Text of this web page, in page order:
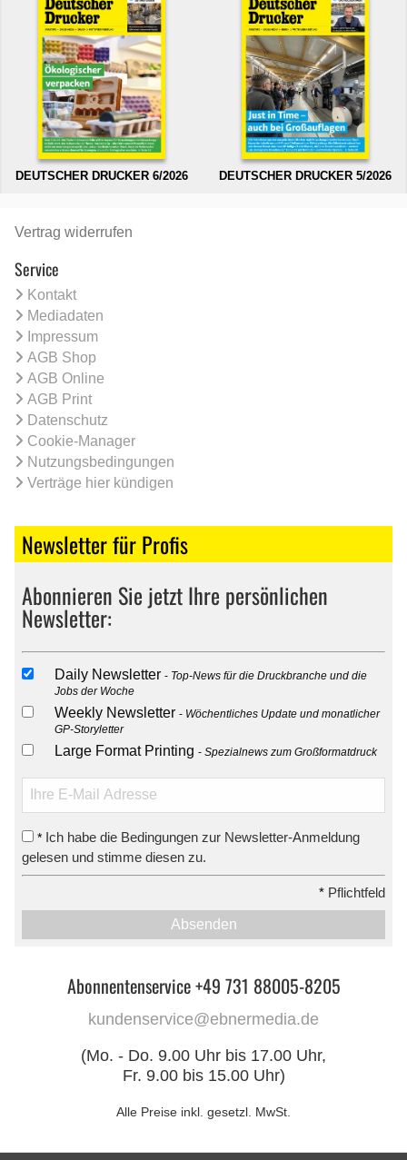
DEUTSCHER DRUCKER 6/2026 DEUTSCHER DRUCKER 5/2026
Vertrag widerrufen
Service
Kontakt
Mediadaten
Impressum
AGB Shop
AGB Online
AGB Print
Datenschutz
Cookie-Manager
Nutzungsbedingungen
Verträge hier kündigen
Newsletter für Profis
Abonnieren Sie jetzt Ihre persönlichen
Newsletter:
Daily Newsletter
Top-News für die Druckbranche und die
Jobs der Woche
Weekly Newsletter
Wöchentliches Update und monatlicher
GP-Storyletter
Large Format Printing Spezialnews zum Großformatdruck
* Ich habe die Bedingungen zur Newsletter-Anmeldung
gelesen und stimme diesen zu.
* Pflichtfeld
Absenden
Abonnentenservice +49 731 88005-8205
kundenservice@ebnermedia.de
(Mo. - Do. 9.00 Uhr bis 17.00 Uhr,
Fr. 9.00 bis 15.00 Uhr)
Alle Preise inkl. gesetzl. MwSt.